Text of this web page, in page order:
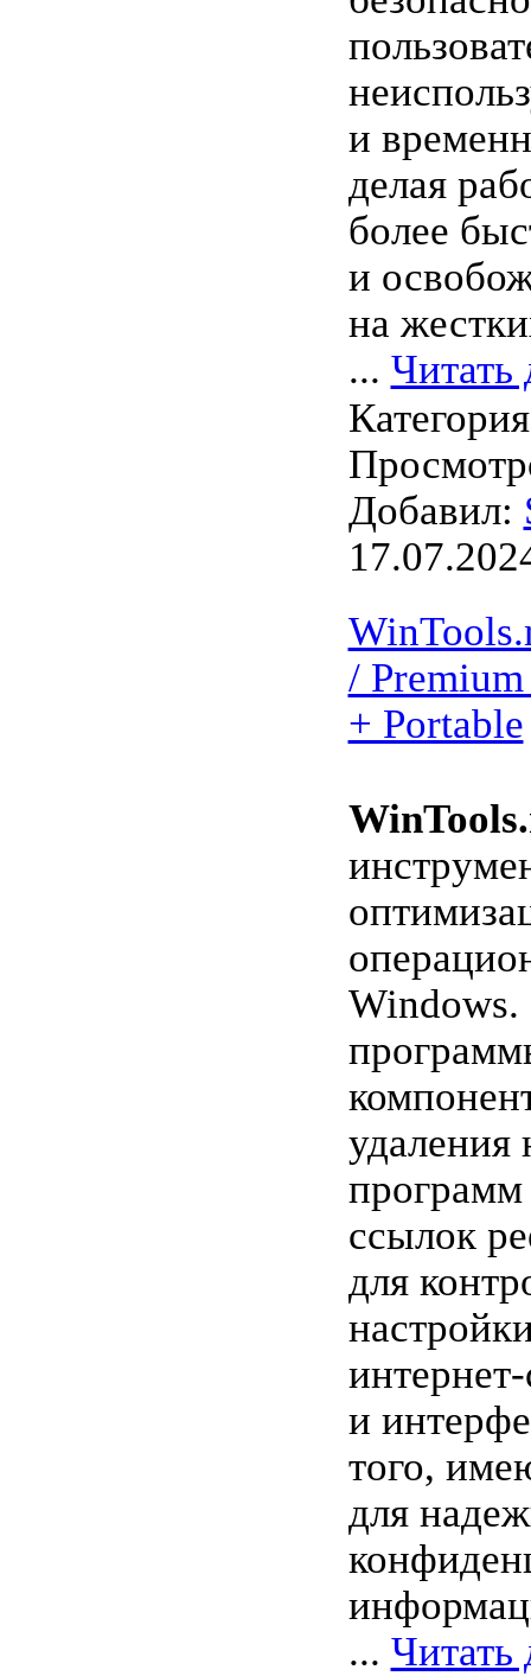
и
делая
более
и
на
... Читать
Добавил:
/
+ Portable
Windows.
удаления
ссылок
для
и
того,
для
... Читать